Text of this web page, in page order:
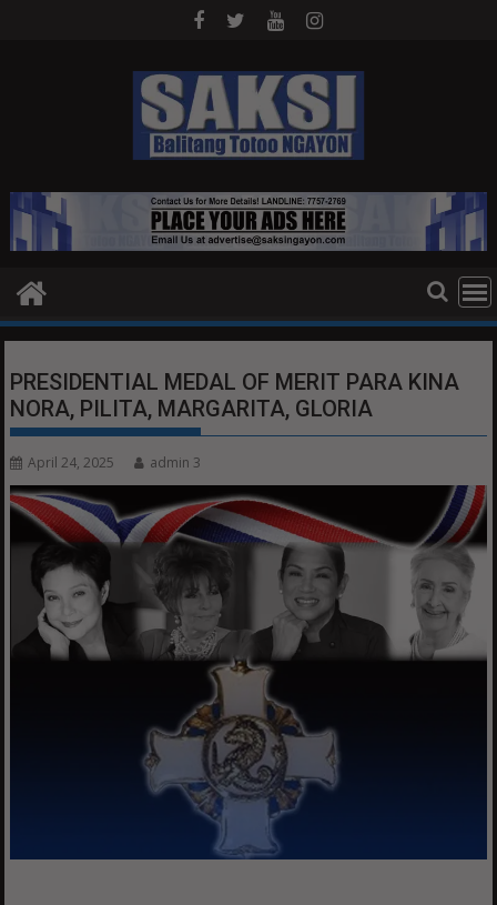
PRESIDENTIAL MEDAL OF MERIT PARA KINA
NORA, PILITA, MARGARITA, GLORIA
April 24, 2025 admin 3